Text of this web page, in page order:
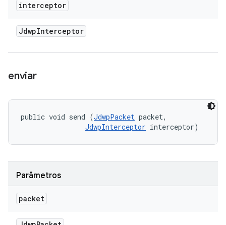
interceptor
JdwpInterceptor
enviar
public void send (JdwpPacket packet,
JdwpInterceptor interceptor)
Parâmetros
packet